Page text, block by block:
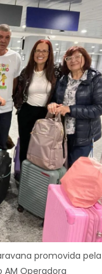
promovida pela
Operadora